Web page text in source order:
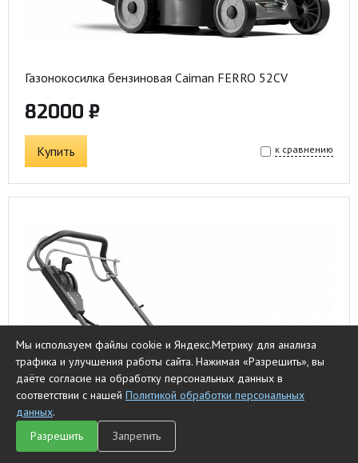
Газонокосилка бензиновая Caiman FERRO 52CV
82000 ₽
Купить к сравнению
Главная Каталог Чат
Мы используем файлы cookie и Яндекс.Метрику для анализа
трафика и улучшения работы сайта. Нажимая «Разрешить», вы
даёте согласие на обработку персональных данных в
соответствии с нашей Политикой обработки персональных
данных.
Разрешить
Запретить